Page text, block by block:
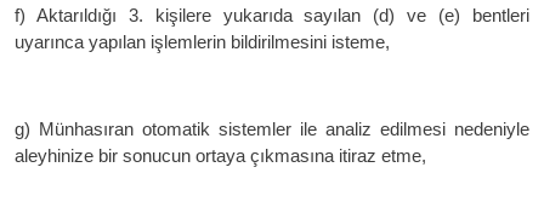
f) Aktarıldığı 3. kişilere yukarıda sayılan (d) ve (e) bentleri
uyarınca yapılan işlemlerin bildirilmesini isteme,
g) Münhasıran otomatik sistemler ile analiz edilmesi nedeniyle
aleyhinize bir sonucun ortaya çıkmasına itiraz etme,